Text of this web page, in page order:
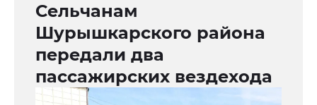
Сельчанам
Шурышкарского района
передали два
пассажирских вездехода